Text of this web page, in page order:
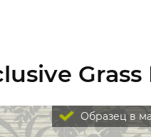
Образец в